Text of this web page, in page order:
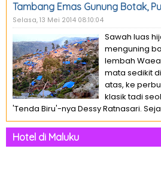
Tambang Emas Gunung Botak,
Selasa, 13 Mei 2014 08:10:04
Sawah luas
menguning
lembah
mata sedikit
atas, ke
klasik tadi
'Tenda Biru'-nya Dessy Ratnasari.
Hotel di Maluku